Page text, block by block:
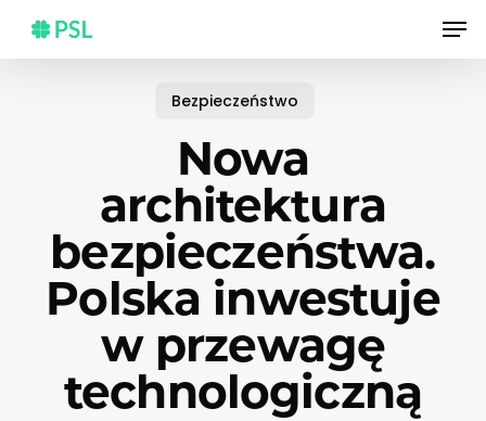
main
Bezpieczeństwo
Nowa
architektura
bezpieczeństwa.
Polska inwestuje
w przewagę
technologiczną